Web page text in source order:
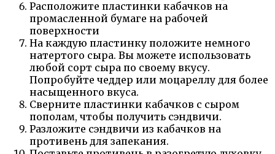
Расположите пластинки кабачков на
промасленной бумаге на рабочей
поверхности
На каждую пластинку положите немного
натертого сыра. Вы можете использовать
любой сорт сыра по своему вкусу.
Попробуйте чеддер или моцареллу для более
насыщенного вкуса.
Сверните пластинки кабачков с сыром
пополам, чтобы получить сэндвичи.
Разложите сэндвичи из кабачков на
противень для запекания.